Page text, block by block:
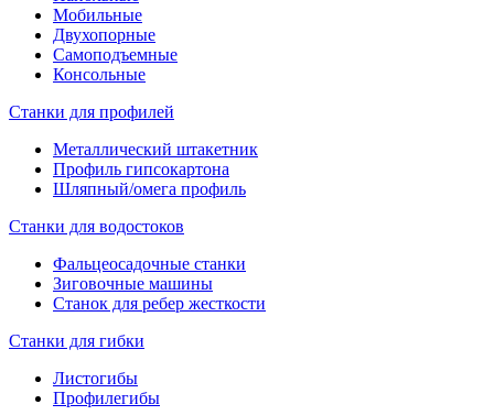
Мобильные
Двухопорные
Самоподъемные
Консольные
Станки для профилей
Металлический штакетник
Профиль гипсокартона
Шляпный/омега профиль
Станки для водостоков
Фальцеосадочные станки
Зиговочные машины
Станок для ребер жесткости
Станки для гибки
Листогибы
Профилегибы